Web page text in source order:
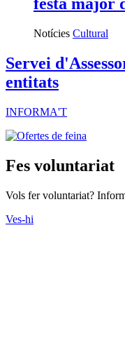
Manel
festa major
Notícies Cultural
Servei
entitats
INFORMA'T
Fes voluntariat
Vols fer voluntariat?